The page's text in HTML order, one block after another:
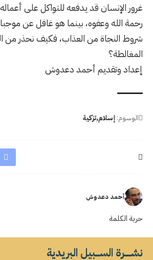
غرور الإنسان قد يدفعه للتواكل على
رحمة الله وعفوه، بينما هو غافل عن
شروط النجاة من العذاب، فكيف نحذر من
المغالطة؟
إعداد وتقديم أحمد دعدوش
الوسوم:إسلامتزكية
أحمد دعدوش
حرية الكلمة
نشــــــرة الســــبيل البريدية